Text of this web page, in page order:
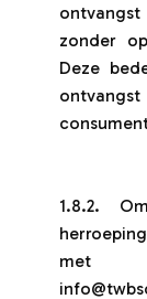
zonder
Deze
1.8.2.
met